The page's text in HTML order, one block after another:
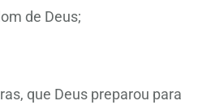
de Deus;
que Deus preparou para